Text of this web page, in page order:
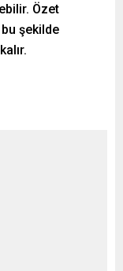
Özet
bu şekilde